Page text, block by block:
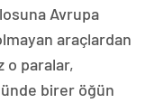
Avrupa
araçlardan
o paralar,
birer öğün